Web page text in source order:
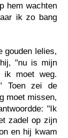
hem wachten
ik zo bang
gouden lelies,
"nu is mijn
ik moet weg.
Toen zei de
moet missen,
"Ik
zadel op zijn
en hij kwam